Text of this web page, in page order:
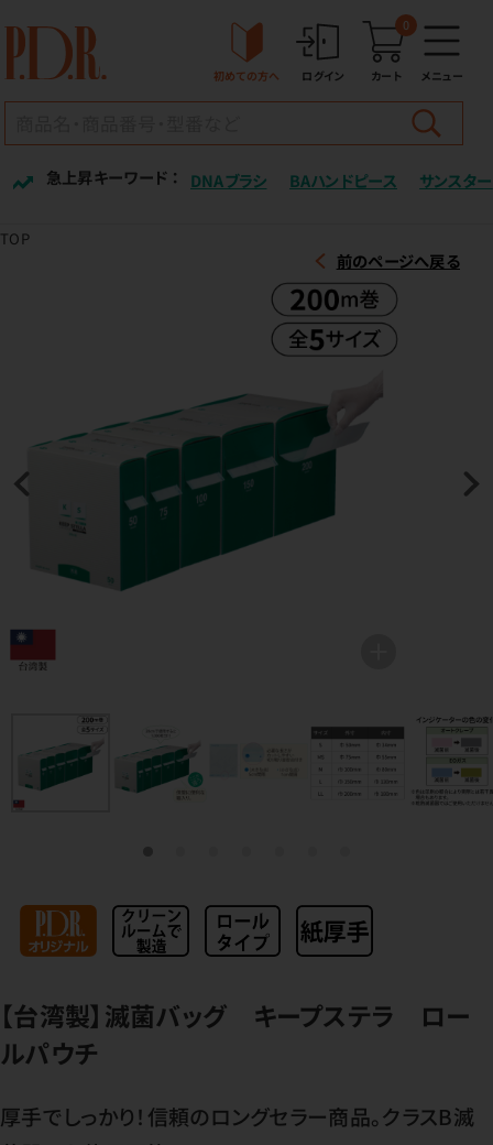
初めての方へ ログイン カート
0
メニュー
急上昇キーワード ： DNAブラシ BAハンドピース サンスター
TOP
前のページへ戻る
【台湾製】滅菌バッグ キープステラ ロー
ルパウチ
厚手でしっかり！信頼のロングセラー商品。クラスB滅